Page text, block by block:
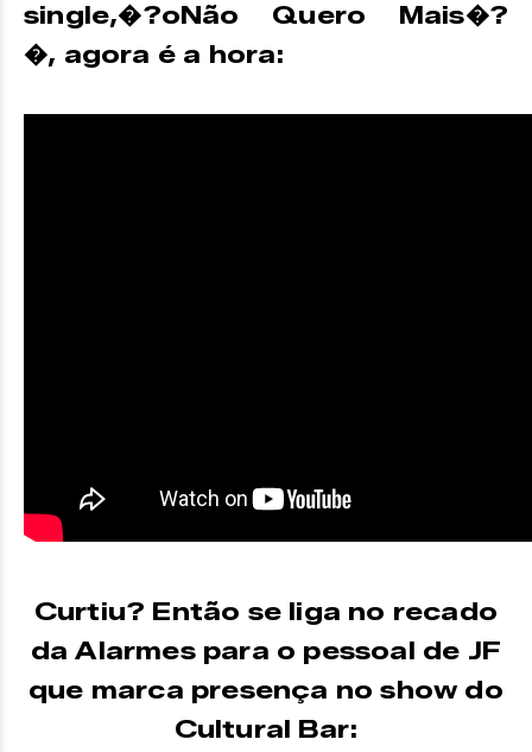
single,�?oNão Quero Mais�?
�, agora é a hora:
Curtiu? Então se liga no recado
da Alarmes para o pessoal de JF
que marca presença no show do
Cultural Bar: